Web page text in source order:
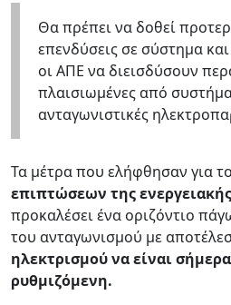
Θα πρέπει να δοθεί
επενδύσεις σε σύστημα
οι ΑΠΕ να διεισδύσουν
πλαισιωμένες από
ανταγωνιστικές
Τα μέτρα που ελήφθησαν για
επιπτώσεων της
προκαλέσει ένα οριζόντιο
του ανταγωνισμού με
ηλεκτρισμού να είναι
ρυθμιζόμενη.